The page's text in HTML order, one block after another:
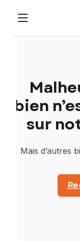
bien
sur
Mais d’autres